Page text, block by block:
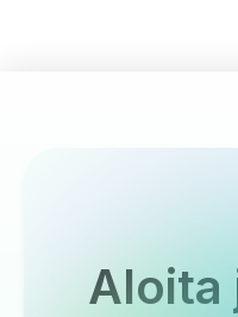
Aloita